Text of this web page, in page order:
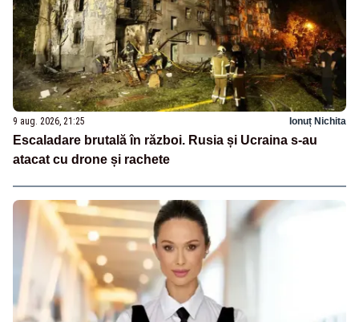
9 aug. 2026, 21:25 Ionuț Nichita
Escaladare brutală în război. Rusia și Ucraina s-au
atacat cu drone și rachete